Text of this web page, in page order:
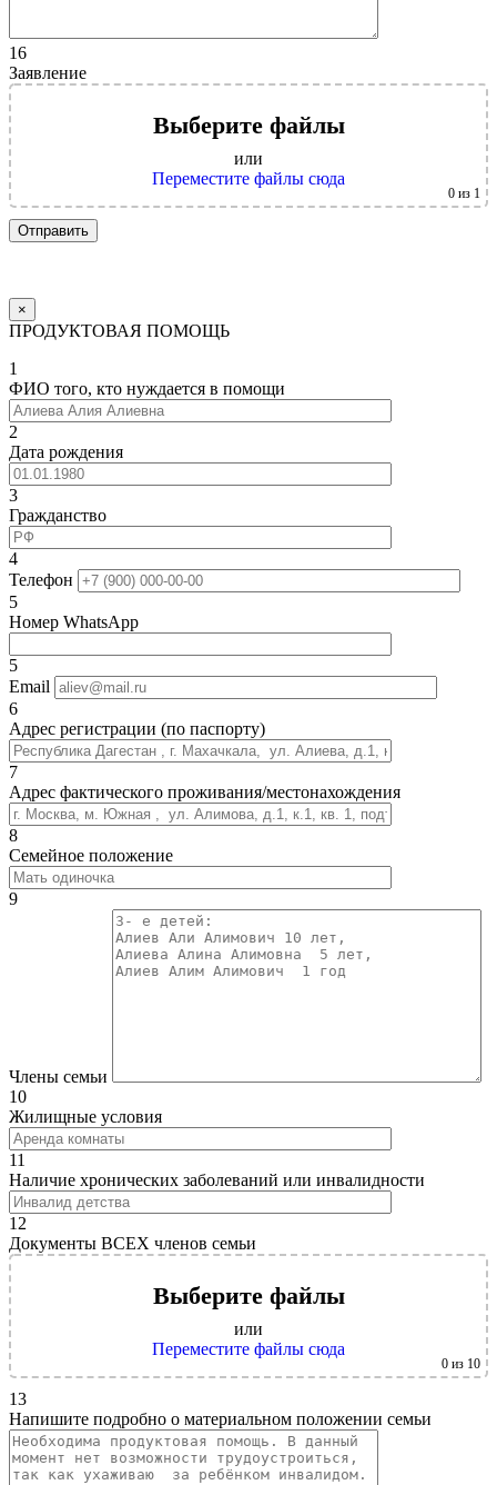
16
Заявление
Выберите файлы
или
Переместите файлы сюда
0 из 1
×
ПРОДУКТОВАЯ ПОМОЩЬ
1
ФИО того, кто нуждается в помощи
2
Дата рождения
3
Гражданство
4
Телефон
5
Номер WhatsApp
5
Email
6
Адрес регистрации (по паспорту)
7
Адрес фактического проживания/местонахождения
8
Семейное положение
9
Члены семьи
10
Жилищные условия
11
Наличие хронических заболеваний или инвалидности
12
Документы ВСЕХ членов семьи
Выберите файлы
или
Переместите файлы сюда
0 из 10
13
Напишите подробно о материальном положении семьи